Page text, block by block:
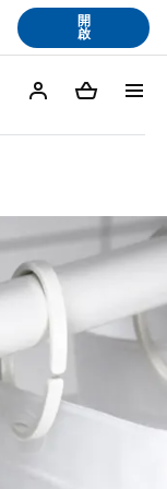
開
啟